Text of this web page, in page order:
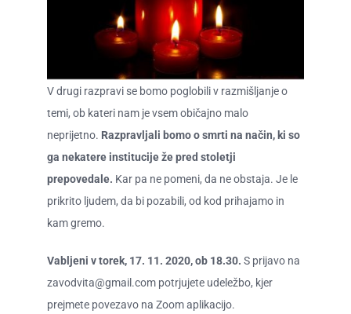
CENIK
V drugi razpravi se bomo poglobili v razmišljanje o
temi, ob kateri nam je vsem običajno malo
neprijetno. Razpravljali bomo o smrti na način, ki so
ga nekatere institucije že pred stoletji
prepovedale. Kar pa ne pomeni, da ne obstaja. Je le
prikrito ljudem, da bi pozabili, od kod prihajamo in
kam gremo.
Vabljeni v torek, 17. 11. 2020, ob 18.30. S prijavo na
zavodvita@gmail.compotrjujete udeležbo, kjer
prejmete povezavo na Zoom aplikacijo.